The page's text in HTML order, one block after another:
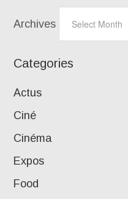
Archives
Categories
Actus
Ciné
Cinéma
Expos
Food